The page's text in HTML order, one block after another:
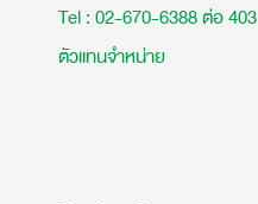
Tel : 02-670-6388 ต่อ 403
ตัวแทนจำหน่าย